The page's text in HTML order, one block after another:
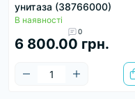
унитаза (38766000)
В наявності
0
6 800.00 грн.